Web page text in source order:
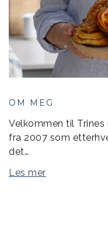
OM MEG
Velkommen til
fra 2007 som
det…
Les mer